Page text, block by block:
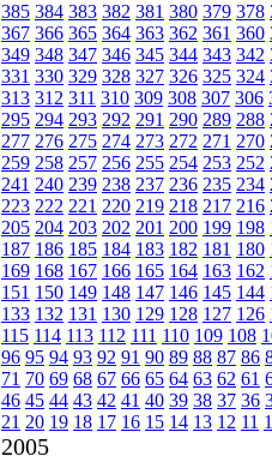
385 384 383 382 381 380 379 378
367 366 365 364 363 362 361 360
349 348 347 346 345 344 343 342
331 330 329 328 327 326 325 324
313 312 311 310 309 308 307 306
295 294 293 292 291 290 289 288
277 276 275 274 273 272 271 270
259 258 257 256 255 254 253 252
241 240 239 238 237 236 235 234
223 222 221 220 219 218 217 216
205 204 203 202 201 200 199 198
187 186 185 184 183 182 181 180
169 168 167 166 165 164 163 162
151 150 149 148 147 146 145 144
133 132 131 130 129 128 127 126
115 114 113 112 111 110 109 108
96 95 94 93 92 91 90 89 88 87 86
71 70 69 68 67 66 65 64 63 62 61
46 45 44 43 42 41 40 39 38 37 36
21 20 19 18 17 16 15 14 13 12 11
2005